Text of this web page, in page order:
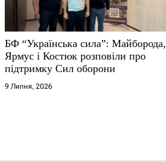
БФ “Українська сила”: Майборода,
Ярмус і Костюк розповіли про
підтримку Сил оборони
9 Липня, 2026